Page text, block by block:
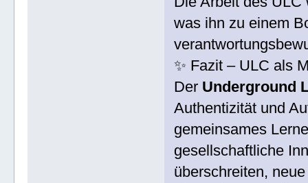
was ihn zu einem
✨ Fazit – ULC als
Der Underground
Authentizität und
gemeinsames
gesellschaftliche
überschreiten,